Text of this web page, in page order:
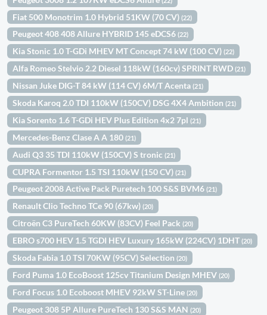
Fiat 500 Monotrim 1.0 Hybrid 51KW (70 CV)(22)
Peugeot 408 408 Allure HYBRID 145 eDCS6(22)
Kia Stonic 1.0 T-GDi MHEV MT Concept 74 kW (100 CV)(22)
Alfa Romeo Stelvio 2.2 Diesel 118kW (160cv) SPRINT RWD(21)
Nissan Juke DIG-T 84 kW (114 CV) 6M/T Acenta(21)
Skoda Karoq 2.0 TDI 110kW (150CV) DSG 4X4 Ambition(21)
Kia Sorento 1.6 T-GDi HEV Plus Edition 4x2 7pl(21)
Mercedes-Benz Clase A A 180(21)
Audi Q3 35 TDI 110kW (150CV) S tronic(21)
CUPRA Formentor 1.5 TSI 110kW (150 CV)(21)
Peugeot 2008 Active Pack Puretech 100 S&S BVM6(21)
Renault Clio Techno TCe 90 (67kw)(20)
Citroën C3 PureTech 60KW (83CV) Feel Pack(20)
EBRO s700 HEV 1.5 TGDI HEV Luxury 165kW (224CV) 1DHT(20)
Skoda Fabia 1.0 TSI 70KW (95CV) Selection(20)
Ford Puma 1.0 EcoBoost 125cv Titanium Design MHEV(20)
Ford Focus 1.0 Ecoboost MHEV 92kW ST-Line(20)
Peugeot 308 5P Allure PureTech 130 S&S MAN(20)